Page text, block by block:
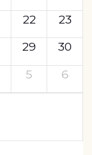
22
23
29
30
5 6